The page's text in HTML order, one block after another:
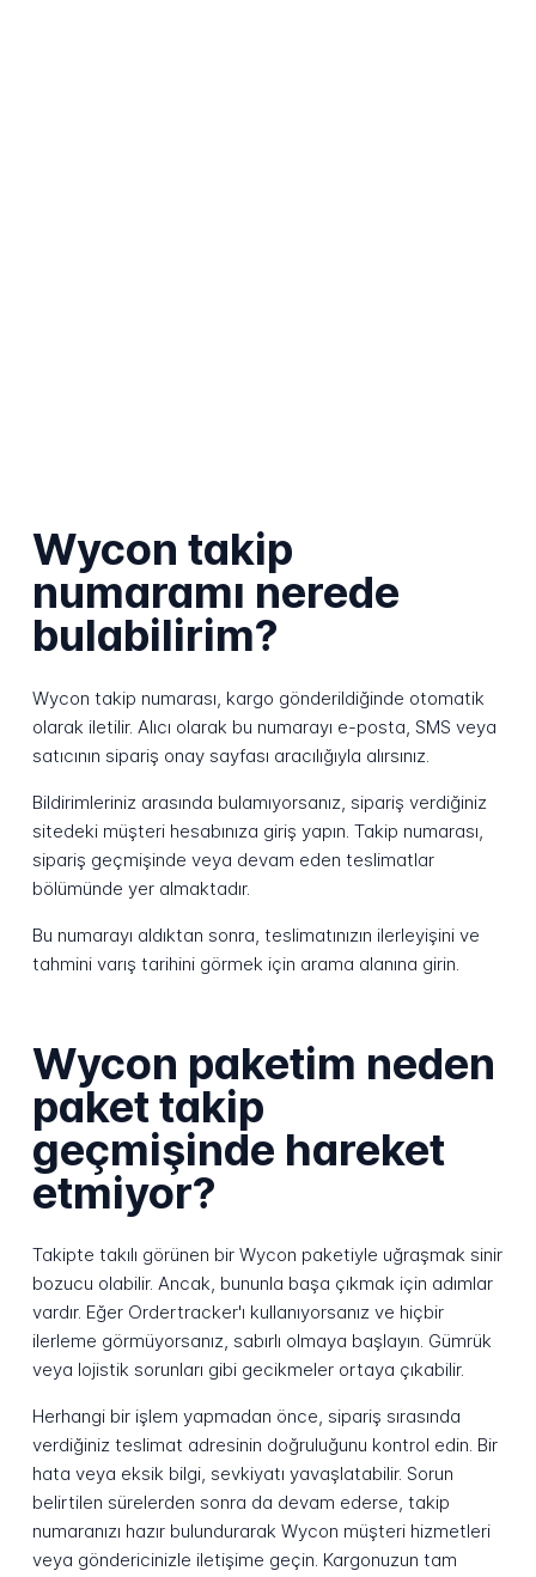
Wycon takip
numaramı nerede
bulabilirim?
Wycon takip numarası, kargo gönderildiğinde otomatik
olarak iletilir. Alıcı olarak bu numarayı e-posta, SMS veya
satıcının sipariş onay sayfası aracılığıyla alırsınız.
Bildirimleriniz arasında bulamıyorsanız, sipariş verdiğiniz
sitedeki müşteri hesabınıza giriş yapın. Takip numarası,
sipariş geçmişinde veya devam eden teslimatlar
bölümünde yer almaktadır.
Bu numarayı aldıktan sonra, teslimatınızın ilerleyişini ve
tahmini varış tarihini görmek için arama alanına girin.
Wycon paketim neden
paket takip
geçmişinde hareket
etmiyor?
Takipte takılı görünen bir Wycon paketiyle uğraşmak sinir
bozucu olabilir. Ancak, bununla başa çıkmak için adımlar
vardır. Eğer Ordertracker'ı kullanıyorsanız ve hiçbir
ilerleme görmüyorsanız, sabırlı olmaya başlayın. Gümrük
veya lojistik sorunları gibi gecikmeler ortaya çıkabilir.
Herhangi bir işlem yapmadan önce, sipariş sırasında
verdiğiniz teslimat adresinin doğruluğunu kontrol edin. Bir
hata veya eksik bilgi, sevkiyatı yavaşlatabilir. Sorun
belirtilen sürelerden sonra da devam ederse, takip
numaranızı hazır bulundurarak Wycon müşteri hizmetleri
veya göndericinizle iletişime geçin. Kargonuzun tam